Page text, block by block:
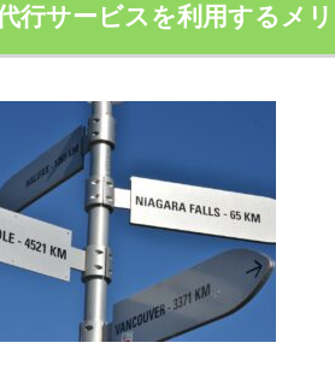
行サービスを利用するメ